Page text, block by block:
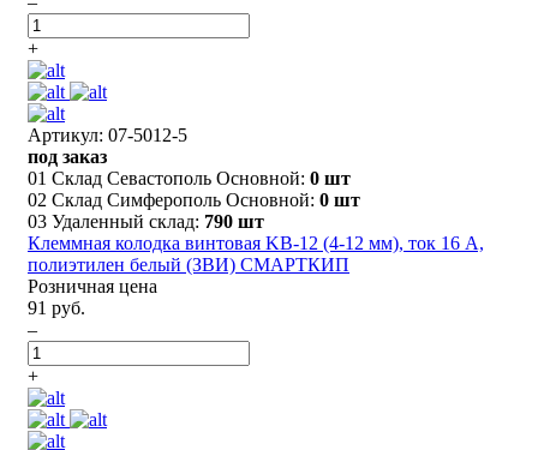
+
Артикул: 07-5012-5
под заказ
01 Склад Севастополь Основной: 0 шт
02 Склад Симферополь Основной: 0 шт
03 Удаленный склад: 790 шт
Клеммная колодка винтовая KВ-12 (4-12 мм), ток 16 A,
полиэтилен белый (ЗВИ) СМАРТКИП
Розничная цена
91 руб.
–
+